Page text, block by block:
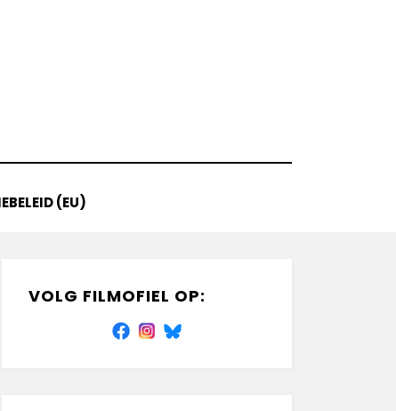
(EU)
VOLG FILMOFIEL OP: